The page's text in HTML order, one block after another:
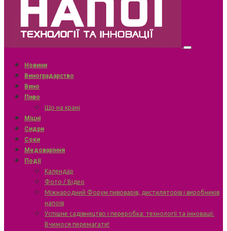
Новини
Виноградарство
Вино
Пиво
Що на крані
Міцні
Сидри
Соки
Медоваріння
Події
Календар
Фото / Відео
Міжнародний Форум пивоварів, дистиляторів і виробників
напоїв
Успішне садівництво і переробка: технології та інновації.
Вчимося перемагати!